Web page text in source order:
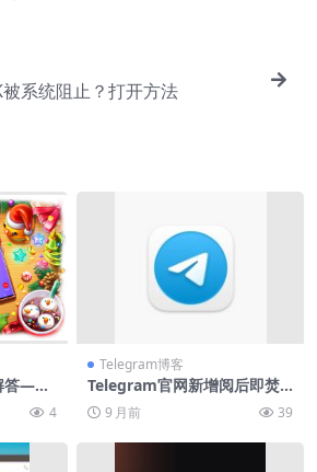
系统阻止？打开方法
答——
法登 4
Telegram博客
Telegram官网新增阅后即焚
计时器
9 月前 39